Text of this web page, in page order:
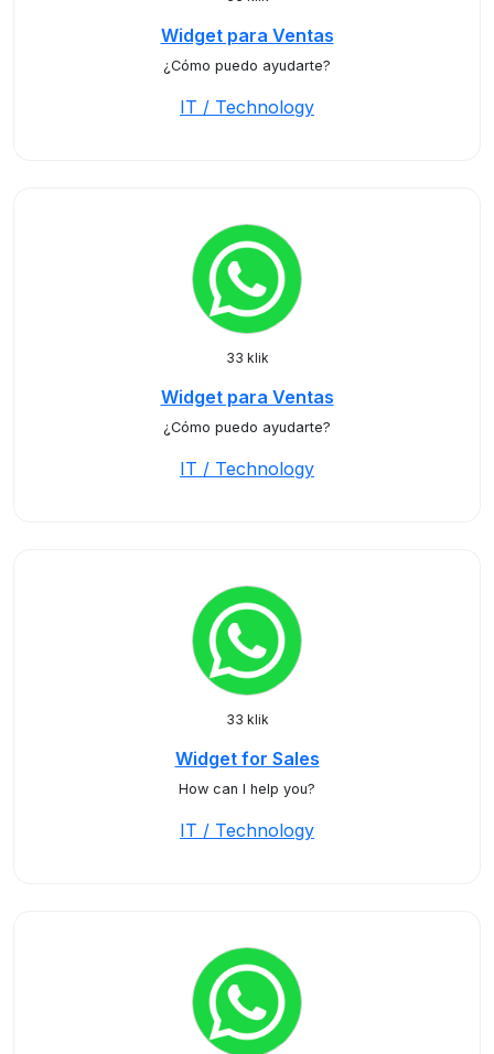
Widget para Ventas
¿Cómo puedo ayudarte?
IT / Technology
33 klik
Widget para Ventas
¿Cómo puedo ayudarte?
IT / Technology
33 klik
Widget for Sales
How can I help you?
IT / Technology